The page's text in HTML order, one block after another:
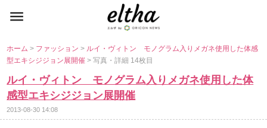
ホーム> ファッション> ルイ・ヴィトン モノグラム入りメガネ使用した体感
型エキシジジョン展開催> 写真・詳細 14枚目
ルイ・ヴィトン モノグラム入りメガネ使用した体
感型エキシジジョン展開催
2013-08-30 14:08